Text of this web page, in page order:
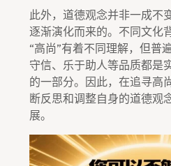
此外，道德观念并非一成不
逐渐演化而来的。不同文化
“高尚”有着不同理解，但普
守信、乐于助人等品质都是
的一部分。因此，在追寻高
断反思和调整自身的道德观
展。